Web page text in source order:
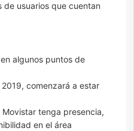
de usuarios que cuentan
algunos puntos de
comenzará a estar
tenga presencia,
en el área